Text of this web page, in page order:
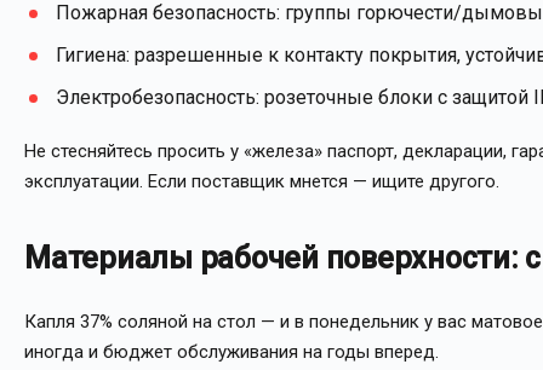
Пожарная безопасность: группы горючести/
Гигиена: разрешенные к контакту покрытия,
Электробезопасность: розеточные блоки с
Не стесняйтесь просить у «железа» паспорт, декларации,
эксплуатации. Если поставщик мнется — ищите другого.
Материалы рабочей поверхности:
Капля 37% соляной на стол — и в понедельник у вас
иногда и бюджет обслуживания на годы вперед.